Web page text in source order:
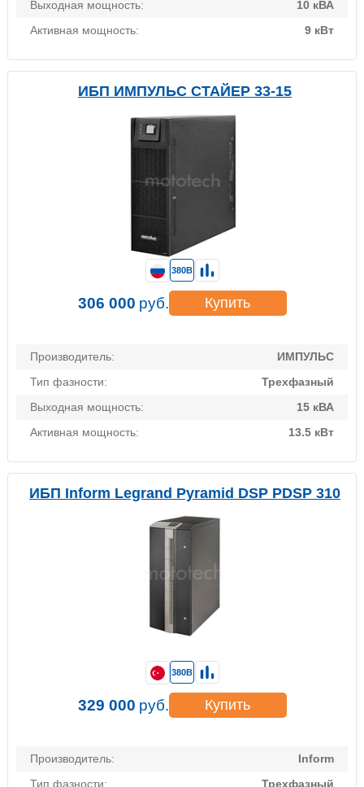
Выходная мощность:
10 кВА
Активная мощность:
9 кВт
ИБП ИМПУЛЬС СТАЙЕР 33-15
Производитель:
ИМПУЛЬС
Тип фазности:
Трехфазный
Выходная мощность:
15 кВА
Активная мощность:
13.5 кВт
380В
306 000 руб. Купить
ИБП Inform Legrand Pyramid DSP PDSP 310
Производитель:
Inform
Тип фазности:
Трехфазный
380В
329 000 руб. Купить